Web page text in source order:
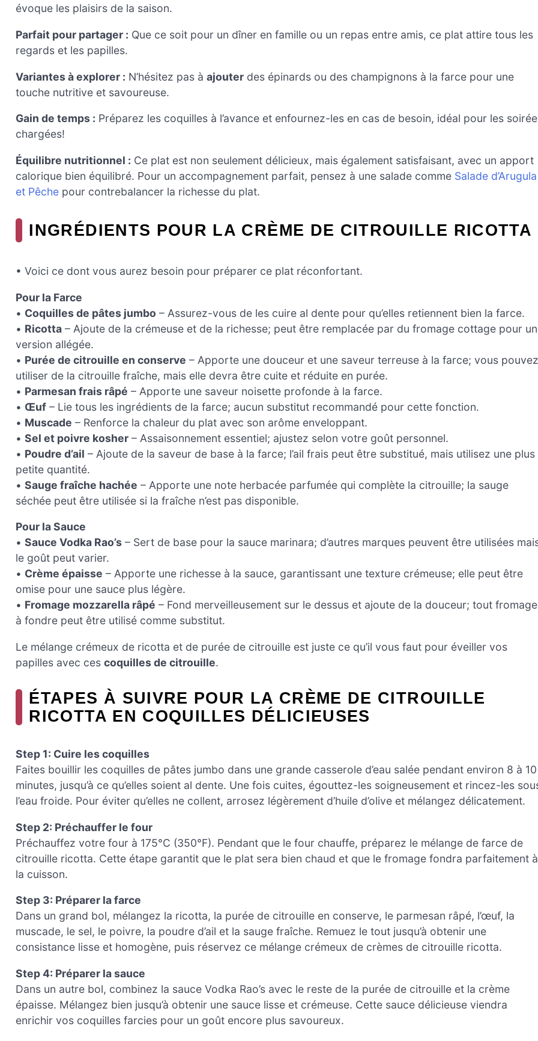
évoque les plaisirs de la saison.
Parfait pour partager : Que ce soit pour un dîner en famille ou un repas entre amis, ce plat attire tous les
regards et les papilles.
Variantes à explorer : N’hésitez pas à ajouter des épinards ou des champignons à la farce pour une
touche nutritive et savoureuse.
Gain de temps : Préparez les coquilles à l’avance et enfournez-les en cas de besoin, idéal pour les
chargées!
Équilibre nutritionnel : Ce plat est non seulement délicieux, mais également satisfaisant, avec un apport
calorique bien équilibré. Pour un accompagnement parfait, pensez à une salade comme Salade d’Arugula
et Pêche pour contrebalancer la richesse du plat.
INGRÉDIENTS POUR LA CRÈME DE CITROUILLE RICOTTA
• Voici ce dont vous aurez besoin pour préparer ce plat réconfortant.
Pour la Farce
• Coquilles de pâtes jumbo – Assurez-vous de les cuire al dente pour qu’elles retiennent bien la farce.
• Ricotta – Ajoute de la crémeuse et de la richesse; peut être remplacée par du fromage cottage pour
version allégée.
• Purée de citrouille en conserve – Apporte une douceur et une saveur terreuse à la farce; vous pouvez
utiliser de la citrouille fraîche, mais elle devra être cuite et réduite en purée.
• Parmesan frais râpé – Apporte une saveur noisette profonde à la farce.
• Œuf – Lie tous les ingrédients de la farce; aucun substitut recommandé pour cette fonction.
• Muscade – Renforce la chaleur du plat avec son arôme enveloppant.
• Sel et poivre kosher – Assaisonnement essentiel; ajustez selon votre goût personnel.
• Poudre d’ail – Ajoute de la saveur de base à la farce; l’ail frais peut être substitué, mais utilisez une plus
petite quantité.
• Sauge fraîche hachée – Apporte une note herbacée parfumée qui complète la citrouille; la sauge
séchée peut être utilisée si la fraîche n’est pas disponible.
Pour la Sauce
• Sauce Vodka Rao’s – Sert de base pour la sauce marinara; d’autres marques peuvent être utilisées
le goût peut varier.
• Crème épaisse – Apporte une richesse à la sauce, garantissant une texture crémeuse; elle peut être
omise pour une sauce plus légère.
• Fromage mozzarella râpé – Fond merveilleusement sur le dessus et ajoute de la douceur; tout fromage
à fondre peut être utilisé comme substitut.
Le mélange crémeux de ricotta et de purée de citrouille est juste ce qu’il vous faut pour éveiller vos
papilles avec ces coquilles de citrouille.
ÉTAPES À SUIVRE POUR LA CRÈME DE CITROUILLE
RICOTTA EN COQUILLES DÉLICIEUSES
Step 1: Cuire les coquilles
Faites bouillir les coquilles de pâtes jumbo dans une grande casserole d’eau salée pendant environ 8 à 10
minutes, jusqu’à ce qu’elles soient al dente. Une fois cuites, égouttez-les soigneusement et rincez-les
l’eau froide. Pour éviter qu’elles ne collent, arrosez légèrement d’huile d’olive et mélangez délicatement.
Step 2: Préchauffer le four
Préchauffez votre four à 175°C (350°F). Pendant que le four chauffe, préparez le mélange de farce de
citrouille ricotta. Cette étape garantit que le plat sera bien chaud et que le fromage fondra parfaitement à
la cuisson.
Step 3: Préparer la farce
Dans un grand bol, mélangez la ricotta, la purée de citrouille en conserve, le parmesan râpé, l’œuf, la
muscade, le sel, le poivre, la poudre d’ail et la sauge fraîche. Remuez le tout jusqu’à obtenir une
consistance lisse et homogène, puis réservez ce mélange crémeux de crèmes de citrouille ricotta.
Step 4: Préparer la sauce
Dans un autre bol, combinez la sauce Vodka Rao’s avec le reste de la purée de citrouille et la crème
épaisse. Mélangez bien jusqu’à obtenir une sauce lisse et crémeuse. Cette sauce délicieuse viendra
enrichir vos coquilles farcies pour un goût encore plus savoureux.